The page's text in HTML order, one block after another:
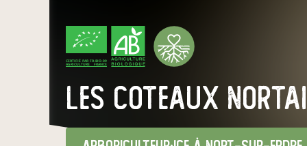
les coteaux
CERTIFIÉ PAR FR-BIO-09
AGRICULTURE FRANCE